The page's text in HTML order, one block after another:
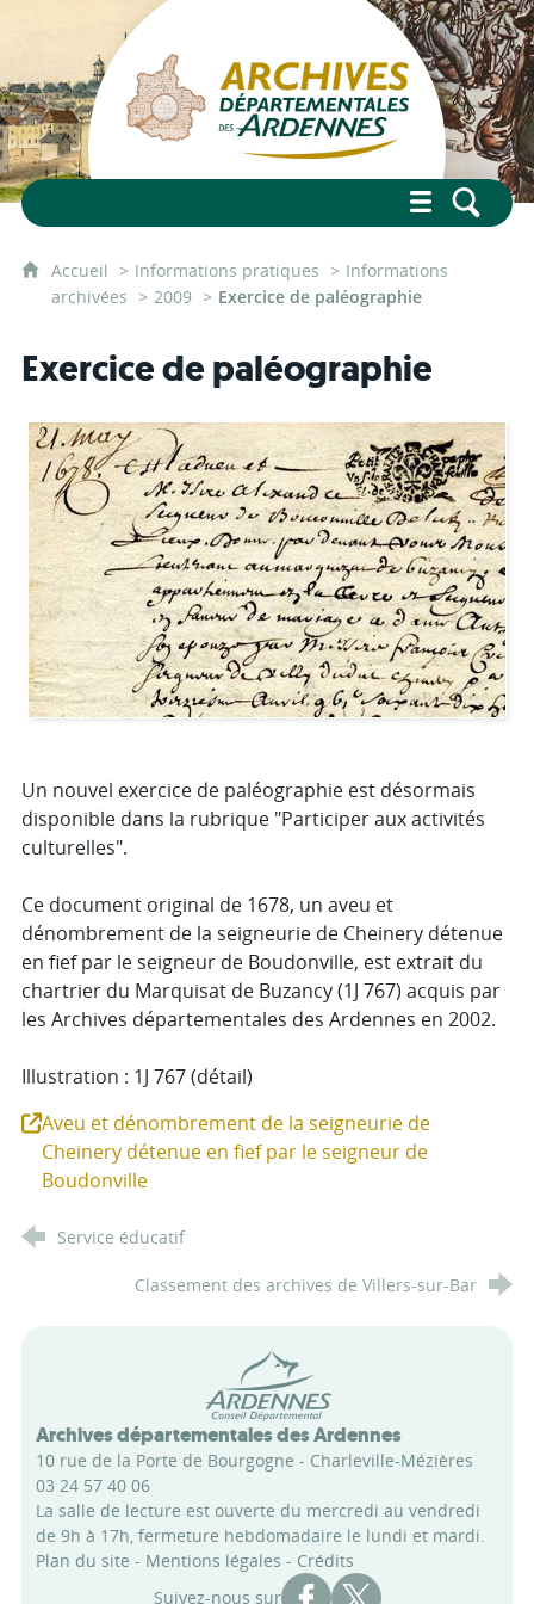
Accueil Informations pratiques
Informations
archivées
2009 Exercice de paléographie
Exercice de paléographie
Un nouvel exercice de paléographie est désormais
disponible dans la rubrique "Participer aux activités
culturelles".
Ce document original de 1678, un aveu et
dénombrement de la seigneurie de Cheinery détenue
en fief par le seigneur de Boudonville, est extrait du
chartrier du Marquisat de Buzancy (1J 767) acquis par
les Archives départementales des Ardennes en 2002.
Illustration : 1J 767 (détail)
Aveu et dénombrement de la seigneurie de
Cheinery détenue en fief par le seigneur de
Boudonville
Service éducatif
Classement des archives de Villers-sur-Bar
Conseil départemental des
Archives départementales des Ardennes
10 rue de la Porte de Bourgogne - Charleville-Mézières
03 24 57 40 06
La salle de lecture est ouverte du mercredi au vendredi
de 9h à 17h, fermeture hebdomadaire le lundi et mardi.
Plan du site - Mentions légales - Crédits
Suivez-nous sur
Compte Facebook des
Compte X des